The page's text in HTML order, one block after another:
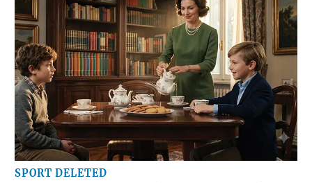
SPORT DELETED